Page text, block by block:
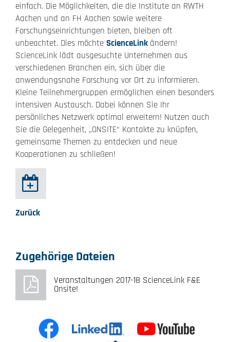
einfach. Die Möglichkeiten, die die Institute an RWTH
Aachen und an FH Aachen sowie weitere
Forschungseinrichtungen bieten, bleiben oft
unbeachtet. Dies möchte ScienceLink ändern!
ScienceLink lädt ausgesuchte Unternehmen aus
verschiedenen Branchen ein, sich über die
anwendungsnahe Forschung vor Ort zu informieren.
Kleine Teilnehmergruppen ermöglichen einen besonders
intensiven Austausch. Dabei können Sie Ihr
persönliches Netzwerk optimal erweitern! Nutzen auch
Sie die Gelegenheit, „ONSITE“ Kontakte zu knüpfen,
gemeinsame Themen zu entdecken und neue
Kooperationen zu schließen!
Zurück
Zugehörige Dateien
Veranstaltungen 2017-18 ScienceLink F&E
Onsite!